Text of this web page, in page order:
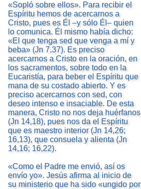
«Sopló sobre ellos». Para recibir el
Espíritu hemos de acercarnos a
Cristo, pues es Él –y sólo Él– quien
lo comunica. Él mismo había dicho:
«El que tenga sed que venga a mí y
beba» (Jn 7,37). Es preciso
acercarnos a Cristo en la oración, en
los sacramentos, sobre todo en la
Eucaristía, para beber el Espíritu que
mana de su costado abierto. Y es
preciso acercarnos con sed, con
deseo intenso e insaciable. De esta
manera, Cristo no nos deja huérfanos
(Jn 14,18), pues nos da el Espíritu
que es maestro interior (Jn 14,26;
16,13), que consuela y alienta (Jn
14,16; 16,22).
«Como el Padre me envió, así os
envío yo». Jesús afirma al inicio de
su ministerio que ha sido «ungido por